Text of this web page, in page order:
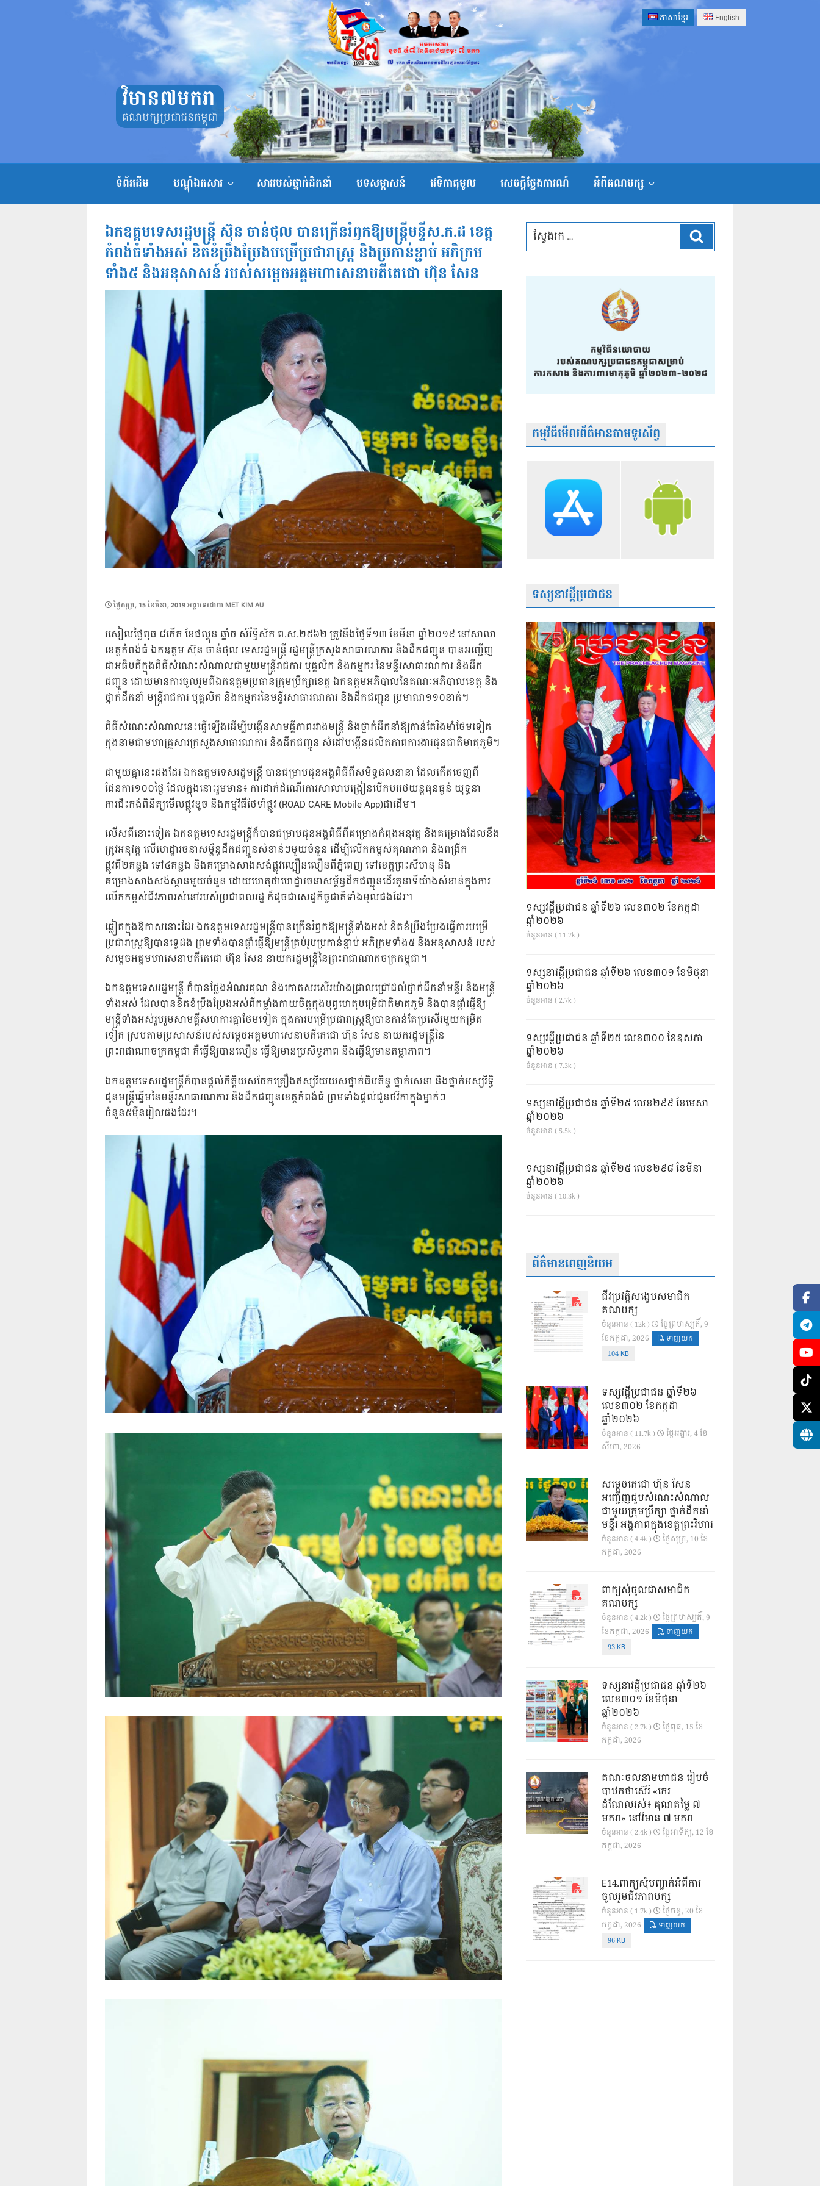
ភាសាខ្មែរ English
វិមាន៧មករា
គណបក្សប្រជាជនកម្ពុជា
ទំព័រដើម បណ្តុំឯកសារ សាររបស់ថ្នាក់ដឹកនាំ បទសម្ភាសន៍ វេទិកាតុមូល សេចក្ដីថ្លែងការណ៍ អំពីគណបក្ស
ឯកឧត្តមទេសរដ្ឋមន្ត្រី ស៊ុន ចាន់ថុល បានក្រើនរំឭកឱ្យមន្ត្រីមន្ទីស.ក.ដ ខេត្ត
កំពង់ធំទាំងអស់ ខិតខំប្រឹងប្រែងបម្រើប្រជារាស្ត្រ និងប្រកាន់ខ្ជាប់ អភិក្រម
ទាំង៥ និងអនុសាសន៍ របស់សម្ដេចអគ្គមហាសេនាបតីតេជោ ហ៊ុន សែន
POSTED
ថ្ងៃ​សុក្រ, 15 ខែ​មីនា, 2019អត្ថបទដោយ MET KIM AU
រសៀលថ្ងៃពុធ ៨កើត ខែផល្គុន ឆ្នាំច សំរឹទ្ធិស័ក ព.ស.២៥៦២ ត្រូវនឹងថ្ងៃទី១៣ ខែមីនា ឆ្នាំ២០១៩ នៅសាលា
ខេត្តកំពង់ធំ ឯកឧត្តម ស៊ុន ចាន់ថុល ទេសរដ្ឋមន្ត្រី រដ្ឋមន្ត្រីក្រសួងសាធារណការ និងដឹកជញ្ជូន បានអញ្ជើញ
ជាអធិបតីក្នុងពិធីសំណេះសំណាលជាមួយមន្ត្រីរាជការ បុគ្គលិក និងកម្មករ នៃមន្ទីរសាធារណការ និងដឹក
ជញ្ជូន ដោយមានការចូលរួមពីឯកឧត្ដមប្រធានក្រុមប្រឹក្សាខេត្ត ឯកឧត្ដមអភិបាលនៃគណៈអភិបាលខេត្ត និង
ថ្នាក់ដឹកនាំ មន្ត្រីរាជការ បុគ្គលិក និងកម្មករនៃមន្ទីរសាធារណការ និងដឹកជញ្ជូន ប្រមាណ១១០នាក់។
ពិធីសំណេះសំណាលនេះធ្វើឡើងដើម្បីបង្កើនសាមគ្គីភាពរវាងមន្ត្រី និងថ្នាក់ដឹកនាំឱ្យកាន់តែរឹងមាំថែមទៀត
ក្នុងនាមជាមហាគ្រួសារក្រសួងសាធារណការ និងដឹកជញ្ជូន សំដៅបង្កើនផលិតភាពការងារជូនជាតិមាតុភូមិ។
ជាមួយគ្នានេះផងដែរ ឯកឧត្ដមទេសរដ្ឋមន្ត្រី បានជម្រាបជូនអង្គពិធីពីសមិទ្ធផលនានា ដែលកើតចេញពី
ផែនការ១០០ថ្ងៃ ដែលក្នុងនោះរួមមាន៖ ការដាក់ដំណើរការសាលាបង្រៀនបើកបររថយន្តធុនធ្ងន់ យុទ្ធនា
ការជិះកង់ពិនិត្យមើលផ្លូវខូច និងកម្មវិធីថែទាំផ្លូវ (ROAD CARE Mobile App)ជាដើម។
លើសពីនោះទៀត ឯកឧត្ដមទេសរដ្ឋមន្ត្រីក៏បានជម្រាបជូនអង្គពិធីពីគម្រោងកំពុងអនុវត្ត និងគម្រោងដែលនឹង
ត្រូវអនុវត្ត លើហេដ្ឋារចនាសម្ព័ន្ធដឹកជញ្ជូនសំខាន់ៗមួយចំនួន ដើម្បីលើកកម្ពស់គុណភាព និងពង្រីក
ផ្លូវពី២គន្លង ទៅ៤គន្លង និងគម្រោងសាងសង់ផ្លូវល្បឿនលឿនពីភ្នំពេញ ទៅខេត្តព្រះសីហនុ និង
គម្រោងសាងសង់ស្ពានមួយចំនួន ដោយហេតុថាហេដ្ឋារចនាសម្ព័ន្ធដឹកជញ្ជូនដើរតួនាទីយ៉ាងសំខាន់ក្នុងការ
លើកកម្ពស់ជីវភាពរស់នៅរបស់ប្រជាពលរដ្ឋ ក៏ដូចជាសេដ្ឋកិច្ចជាតិទាំងមូលផងដែរ។
ឆ្លៀតក្នុងឱកាសនោះដែរ ឯកឧត្តមទេសរដ្ឋមន្ត្រីបានក្រើនរំឭកឱ្យមន្ត្រីទាំងអស់ ខិតខំប្រឹងប្រែងធ្វើការបម្រើ
ប្រជារាស្ត្រឱ្យបានទ្វេដង ព្រមទាំងបានផ្ដាំផ្ញើឱ្យមន្ត្រីគ្រប់រូបប្រកាន់ខ្ជាប់ អភិក្រមទាំង៥ និងអនុសាសន៍ របស់
សម្ដេចអគ្គមហាសេនាបតីតេជោ ហ៊ុន សែន នាយករដ្ឋមន្ត្រីនៃព្រះរាជាណាកចក្រកម្ពុជា។
ឯកឧត្ដមទេសរដ្ឋមន្ត្រី ក៏បានថ្លែងអំណរគុណ និងកោតសរសើរយ៉ាងជ្រាលជ្រៅដល់ថ្នាក់ដឹកនាំមន្ទីរ និងមន្ត្រី
ទាំងអស់ ដែលបានខិតខំប្រឹងប្រែងអស់ពីកម្លាំងកាយចិត្តក្នុងបុព្វហេតុបម្រើជាតិមាតុភូមិ និងបានផ្ដាំផ្ញើឱ្យ
មន្ត្រីទាំងអស់រួបរួមសាមគ្គីសហការគ្នាថែមទៀត ក្នុងការបម្រើប្រជារាស្ត្រឱ្យបានកាន់តែប្រសើរមួយកម្រិត
ទៀត ស្របតាមប្រសាសន៍របស់សម្ដេចអគ្គមហាសេនាបតីតេជោ ហ៊ុន សែន នាយករដ្ឋមន្ត្រីនៃ
ព្រះរាជាណាចក្រកម្ពុជា គឺធ្វើឱ្យបានលឿន ធ្វើឱ្យមានប្រសិទ្ធភាព និងធ្វើឱ្យមានតម្លាភាព។
ឯកឧត្ដមទេសរដ្ឋមន្ត្រីក៏បានផ្ដល់កិត្តិយសចែកគ្រឿងឥស្សរិយយសថ្នាក់ធិបតិន្ទ ថ្នាក់សេនា និងថ្នាក់អស្សរិទ្ធិ
ជូនមន្ត្រីឆ្នើមនៃមន្ទីរសាធារណការ និងដឹកជញ្ជូនខេត្តកំពង់ធំ ព្រមទាំងជ្តល់ជូនថវិកាក្នុងម្នាក់ៗ
ចំនួន៥ម៉ឺនរៀលផងដែរ។
កម្មវិធីមើលព័ត៌មានតាមទូរស័ព្វ
ទស្សនាវដ្តីប្រជាជន
ទស្សវដ្តីប្រជាជន ឆ្នាំទី២៦ លេខ៣០២ ខែកក្កដា
ឆ្នាំ២០២៦
ចំនួនអាន ( 11.7k )
ទស្សនាវដ្ដីប្រជាជន ឆ្នាំទី២៦ លេខ៣០១ ខែមិថុនា
ឆ្នាំ២០២៦
ចំនួនអាន ( 2.7k )
ទស្សវដ្តីប្រជាជន ឆ្នាំទី២៥ លេខ៣០០ ខែឧសភា
ឆ្នាំ២០២៦
ចំនួនអាន ( 7.3k )
ទស្សនាវដ្ដីប្រជាជន ឆ្នាំទី២៥ លេខ២៩៩ ខែមេសា
ឆ្នាំ២០២៦
ចំនួនអាន ( 5.5k )
ទស្សនាវដ្ដីប្រជាជន ឆ្នាំទី២៥ លេខ២៩៨ ខែមីនា
ឆ្នាំ២០២៦
ចំនួនអាន ( 10.3k )
ព័ត៌មានពេញនិយម
ជីវប្រវត្តិសង្ខេបសមាជិក
គណបក្ស
ចំនួនអាន ( 12k )
ថ្ងៃ​ព្រហស្បតិ៍, 9
ខែ​កក្កដា, 2026
ទាញយក
104 KB
ទស្សវដ្តីប្រជាជន ឆ្នាំទី២៦
លេខ៣០២ ខែកក្កដា
ឆ្នាំ២០២៦
ចំនួនអាន ( 11.7k )
ថ្ងៃ​អង្គារ, 4 ខែ​
សីហា, 2026
សម្តេចតេជោ ហ៊ុន សែន
អញ្ជើញជួបសំណេះសំណាល
ជាមួយក្រុមប្រឹក្សា ថ្នាក់ដឹកនាំ
មន្ទីរ អង្គភាពក្នុងខេត្តព្រះវិហារ
ចំនួនអាន ( 4.4k )
ថ្ងៃ​សុក្រ, 10 ខែ​
កក្កដា, 2026
ពាក្យសុំចូលជាសមាជិក
គណបក្ស
ចំនួនអាន ( 4.2k )
ថ្ងៃ​ព្រហស្បតិ៍, 9
ខែ​កក្កដា, 2026
ទាញយក
93 KB
ទស្សនាវដ្ដីប្រជាជន ឆ្នាំទី២៦
លេខ៣០១ ខែមិថុនា
ឆ្នាំ២០២៦
ចំនួនអាន ( 2.7k )
ថ្ងៃ​ពុធ, 15 ខែ​
កក្កដា, 2026
គណៈចលនាមហាជន រៀបចំ
បាឋកថាស៊េរី «កេរ
ដំណែលរស់៖ គុណតម្លៃ ៧
មករា» នៅវិមាន ៧ មករា
ចំនួនអាន ( 2.4k )
ថ្ងៃ​អាទិត្យ, 12 ខែ​
កក្កដា, 2026
E14.ពាក្យសុំបញ្ជាក់អំពីការ
ចូលរួមជីវភាពបក្ស
ចំនួនអាន ( 1.7k )
ថ្ងៃ​ចន្ទ, 20 ខែ​
កក្កដា, 2026
ទាញយក
96 KB